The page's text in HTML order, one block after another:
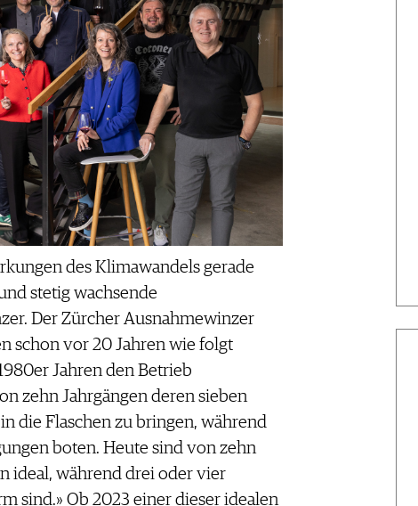
des Klimawandels gerade
stetig wachsende
Der Zürcher Ausnahmewinzer
schon vor 20 Jahren wie folgt
Jahren den Betrieb
zehn Jahrgängen deren sieben
die Flaschen zu bringen, während
boten. Heute sind von zehn
ideal, während drei oder vier
sind.» Ob 2023 einer dieser idealen